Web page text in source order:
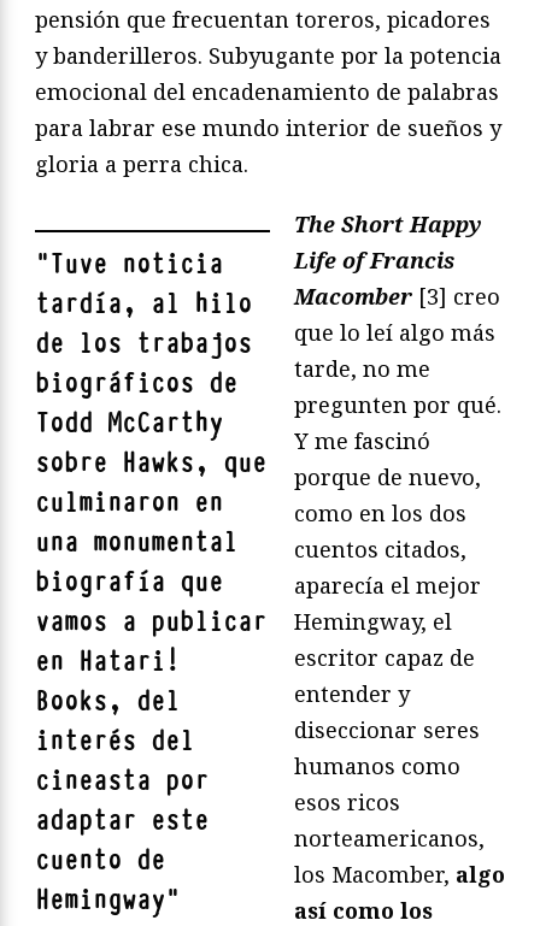
pensión que frecuentan toreros, picadores
y banderilleros. Subyugante por la potencia
emocional del encadenamiento de palabras
para labrar ese mundo interior de sueños y
gloria a perra chica.
"Tuve noticia
tardía, al hilo
de los trabajos
biográficos de
Todd McCarthy
sobre Hawks, que
culminaron en
una monumental
biografía que
vamos a publicar
en Hatari!
Books, del
interés del
cineasta por
adaptar este
cuento de
Hemingway"
The Short Happy
Life of Francis
Macomber [3] creo
que lo leí algo más
tarde, no me
pregunten por qué.
Y me fascinó
porque de nuevo,
como en los dos
cuentos citados,
aparecía el mejor
Hemingway, el
escritor capaz de
entender y
diseccionar seres
humanos como
esos ricos
norteamericanos,
los Macomber, algo
así como los